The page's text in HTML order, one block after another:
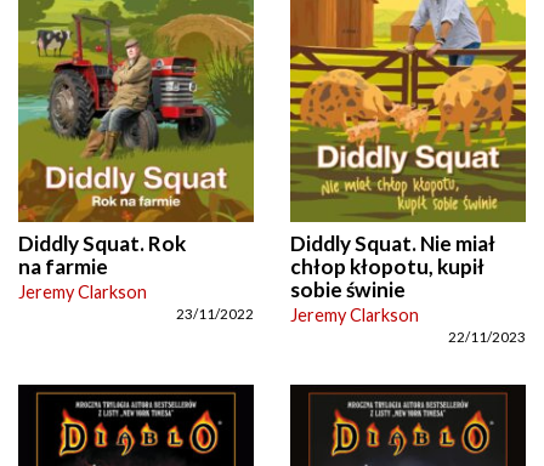
Diddly Squat. Rok
na farmie
Jeremy Clarkson
23/11/2022
Diddly Squat. Nie miał
chłop kłopotu, kupił
sobie świnie
Jeremy Clarkson
22/11/2023